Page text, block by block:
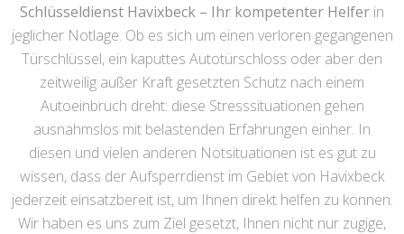
Schlüsseldienst Havixbeck – Ihr kompetenter Helfer in
jeglicher Notlage. Ob es sich um einen verloren gegangenen
Türschlüssel, ein kaputtes Autotürschloss oder aber den
zeitweilig außer Kraft gesetzten Schutz nach einem
Autoeinbruch dreht: diese Stresssituationen gehen
ausnahmslos mit belastenden Erfahrungen einher. In
diesen und vielen anderen Notsituationen ist es gut zu
wissen, dass der Aufsperrdienst im Gebiet von Havixbeck
jederzeit einsatzbereit ist, um Ihnen direkt helfen zu können.
Wir haben es uns zum Ziel gesetzt, Ihnen nicht nur zügige,